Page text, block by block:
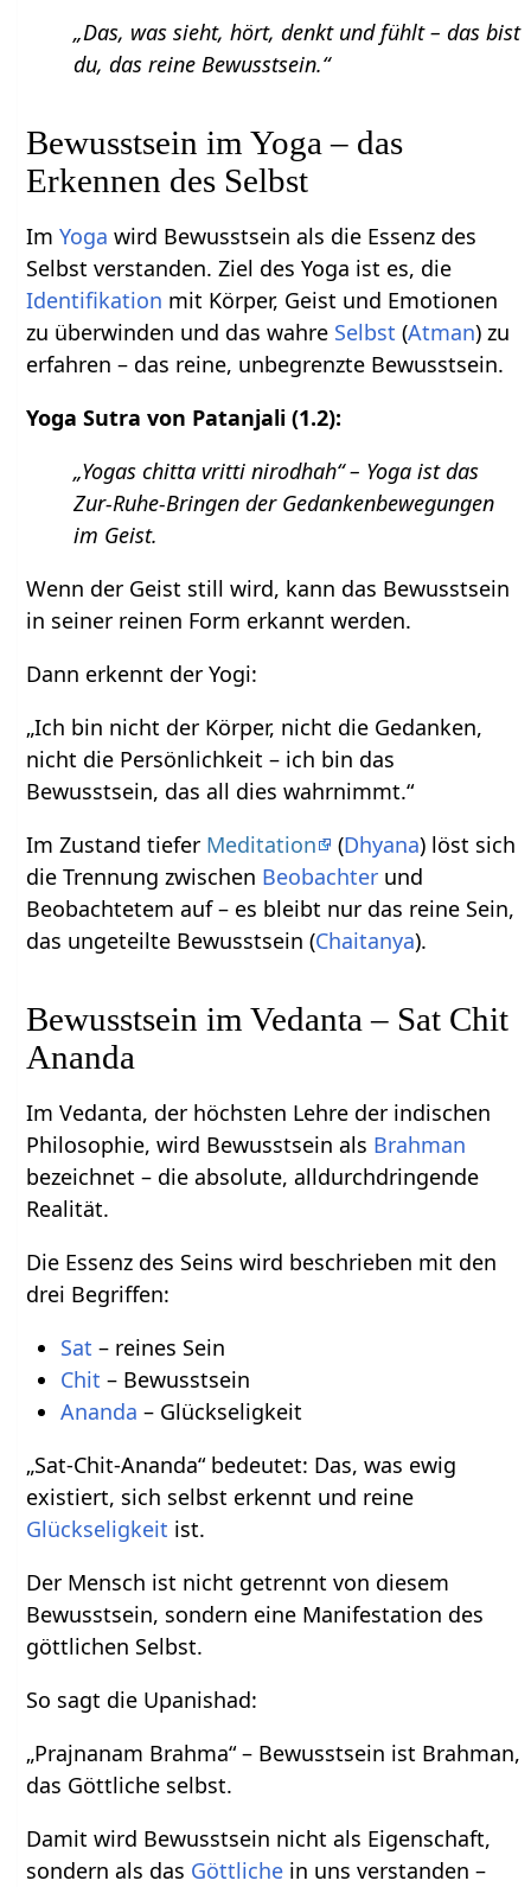
„Das, was sieht, hört, denkt und fühlt – das bist
du, das reine Bewusstsein.“
Bewusstsein im Yoga – das
Erkennen des Selbst
ImYoga wird Bewusstsein als die Essenz des
Selbst verstanden. Ziel des Yoga ist es, die
Identifikation mit Körper, Geist und Emotionen
zu überwinden und das wahre Selbst (Atman) zu
erfahren – das reine, unbegrenzte Bewusstsein.
Yoga Sutra von Patanjali (1.2):
„Yogas chitta vritti nirodhah“ – Yoga ist das
Zur-Ruhe-Bringen der Gedankenbewegungen
im Geist.
Wenn der Geist still wird, kann das Bewusstsein
in seiner reinen Form erkannt werden.
Dann erkennt der Yogi:
„Ich bin nicht der Körper, nicht die Gedanken,
nicht die Persönlichkeit – ich bin das
Bewusstsein, das all dies wahrnimmt.“
Im Zustand tiefer Meditation (Dhyana) löst sich
die Trennung zwischen Beobachter und
Beobachtetem auf – es bleibt nur das reine Sein,
das ungeteilte Bewusstsein (Chaitanya).
Bewusstsein im Vedanta – Sat Chit
Ananda
Im Vedanta, der höchsten Lehre der indischen
Philosophie, wird Bewusstsein als Brahman
bezeichnet – die absolute, alldurchdringende
Realität.
Die Essenz des Seins wird beschrieben mit den
drei Begriffen:
Sat – reines Sein
Chit – Bewusstsein
Ananda – Glückseligkeit
„Sat-Chit-Ananda“ bedeutet: Das, was ewig
existiert, sich selbst erkennt und reine
Glückseligkeit ist.
Der Mensch ist nicht getrennt von diesem
Bewusstsein, sondern eine Manifestation des
göttlichen Selbst.
So sagt die Upanishad:
„Prajnanam Brahma“ – Bewusstsein ist Brahman,
das Göttliche selbst.
Damit wird Bewusstsein nicht als Eigenschaft,
sondern als das Göttliche in uns verstanden –